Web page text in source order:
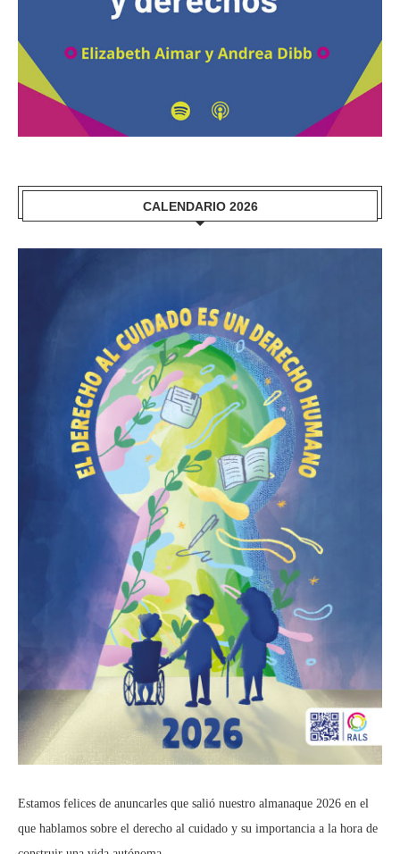
CALENDARIO 2026
Estamos felices de anuncarles que salió nuestro almanaque 2026 en el
que hablamos sobre el derecho al cuidado y su importancia a la hora de